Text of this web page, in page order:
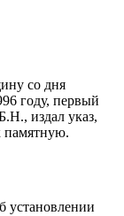
со дня
году, первый
издал указ,
памятную.
установлении